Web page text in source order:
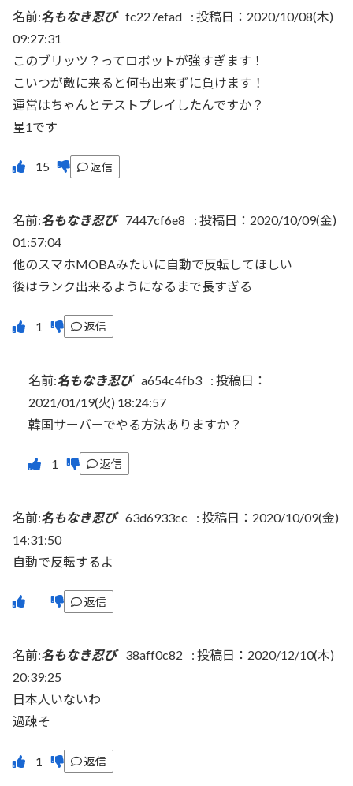
名前:名もなき忍び fc227efad : 投稿日：2020/10/08(木)
09:27:31
このブリッツ？ってロボットが強すぎます！
こいつが敵に来ると何も出来ずに負けます！
運営はちゃんとテストプレイしたんですか？
星1です
返信
名前:名もなき忍び 7447cf6e8 : 投稿日：2020/10/09(金)
01:57:04
他のスマホMOBAみたいに自動で反転してほしい
後はランク出来るようになるまで長すぎる
返信
名前:名もなき忍び a654c4fb3 : 投稿日：
2021/01/19(火) 18:24:57
韓国サーバーでやる方法ありますか？
返信
名前:名もなき忍び 63d6933cc : 投稿日：2020/10/09(金)
14:31:50
自動で反転するよ
返信
名前:名もなき忍び 38aff0c82 : 投稿日：2020/12/10(木)
20:39:25
日本人いないわ
過疎そ
返信